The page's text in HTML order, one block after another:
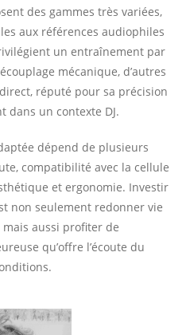
des gammes très variées,
aux références audiophiles
un entraînement par
mécanique, d’autres
réputé pour sa précision
dans un contexte DJ.
dépend de plusieurs
compatibilité avec la cellule
et ergonomie. Investir
non seulement redonner vie
aussi profiter de
qu’offre l’écoute du